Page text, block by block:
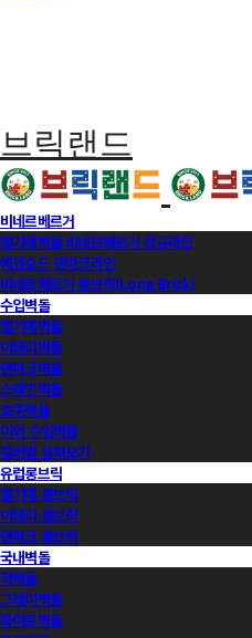
브릭랜드
비네르베르거
벨기에벽돌 비네르베르거 정규라인
에겐순드 덴마크라인
비네르베르거 롱브릭(Long Brick)
수입벽돌
벨기에벽돌
이태리벽돌
덴마크벽돌
스페인벽돌
호주벽돌
이외 수입벽돌
컬러별 살펴보기
유럽롱브릭
벨기에 롱브릭
이태리 롱브릭
덴마크 롱브릭
국내벽돌
적벽돌
그레이벽돌
화이트벽돌